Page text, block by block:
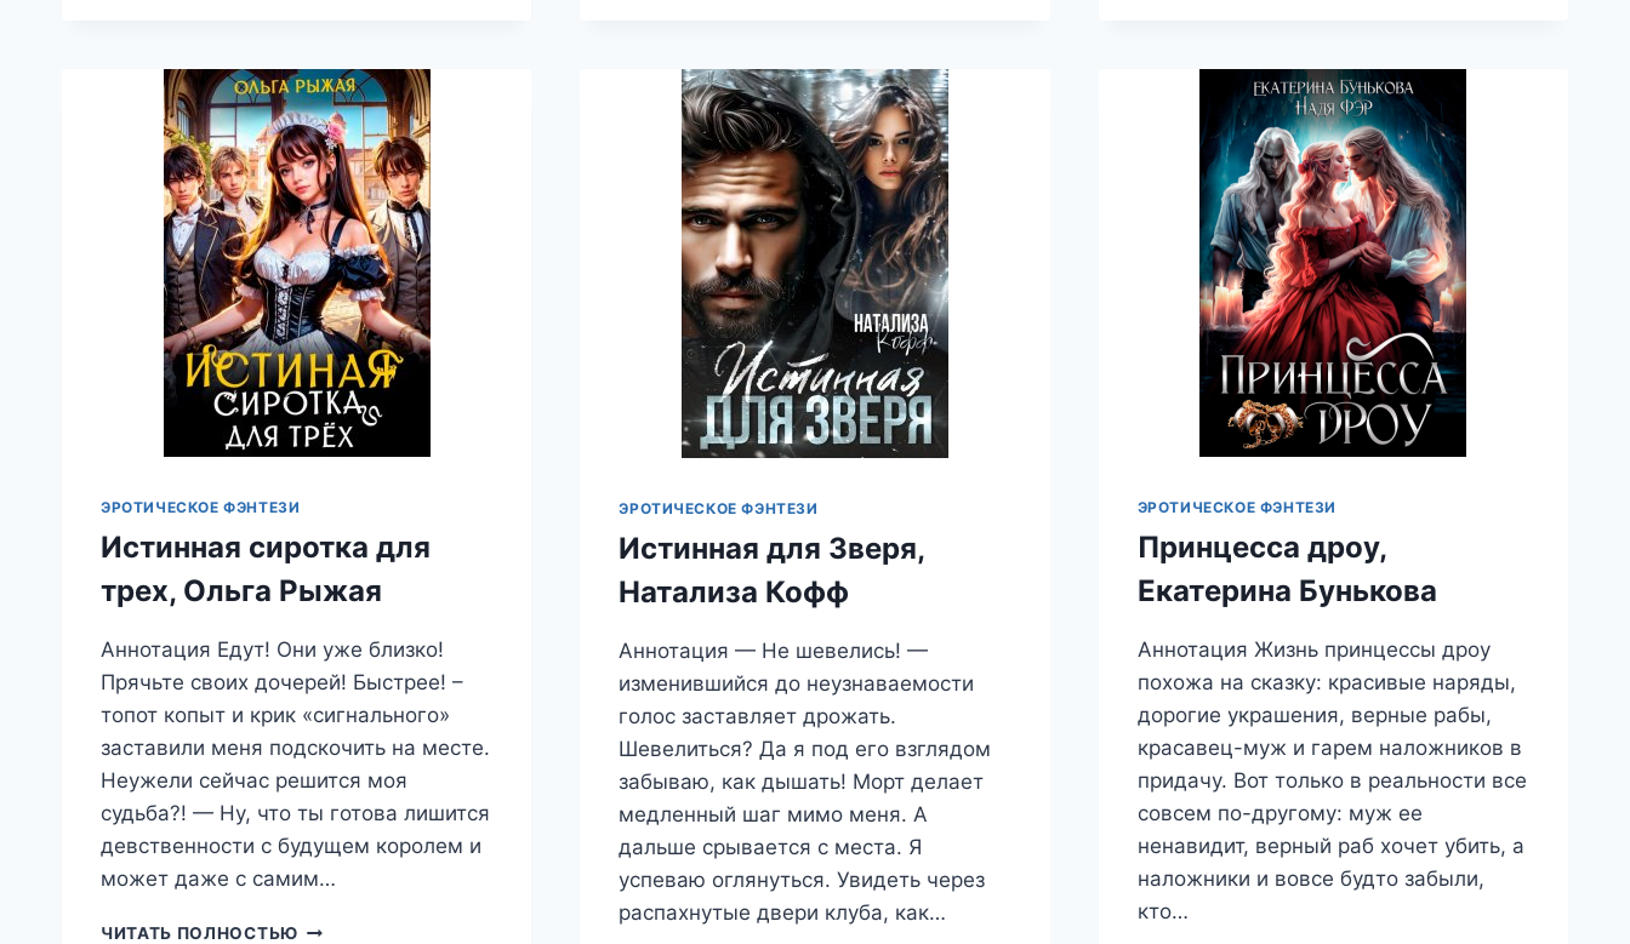
РОДИТЬ,
МАЙЯ
ХОУК
ЭРОТИЧЕСКОЕ ФЭНТЕЗИ
Истинная сиротка для
трех, Ольга Рыжая
Аннотация Едут! Они уже близко!
Прячьте своих дочерей! Быстрее! –
топот копыт и крик «сигнального»
заставили меня подскочить на месте.
Неужели сейчас решится моя
судьба?! — Ну, что ты готова лишится
девственности с будущем королем и
может даже с самим…
ЧИТАТЬ ПОЛНОСТЬЮ ИСТИННАЯ
ЭРОТИЧЕСКОЕ ФЭНТЕЗИ
Истинная для Зверя,
Натализа Кофф
Аннотация — Не шевелись! —
изменившийся до неузнаваемости
голос заставляет дрожать.
Шевелиться? Да я под его взглядом
забываю, как дышать! Морт делает
медленный шаг мимо меня. А
дальше срывается с места. Я
успеваю оглянуться. Увидеть через
распахнутые двери клуба, как…
ЭРОТИЧЕСКОЕ ФЭНТЕЗИ
Принцесса дроу,
Екатерина Бунькова
Аннотация Жизнь принцессы дроу
похожа на сказку: красивые наряды,
дорогие украшения, верные рабы,
красавец-муж и гарем наложников в
придачу. Вот только в реальности все
совсем по-другому: муж ее
ненавидит, верный раб хочет убить, а
наложники и вовсе будто забыли,
кто…